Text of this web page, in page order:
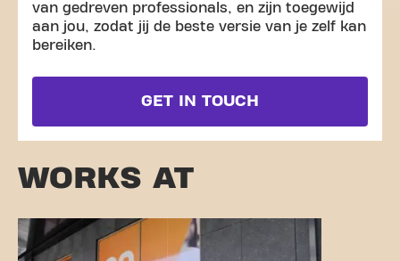
van gedreven professionals, en zijn toegewijd
aan jou, zodat jij de beste versie van je zelf kan
bereiken.
GET IN TOUCH
WORKS AT